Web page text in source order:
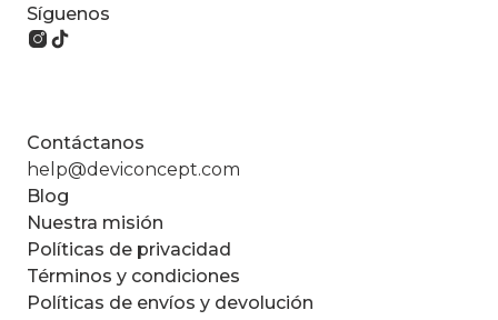
Síguenos
Contáctanos
help@deviconcept.com
Blog
Nuestra misión
Políticas de privacidad
Términos y condiciones
Políticas de envíos y devolución